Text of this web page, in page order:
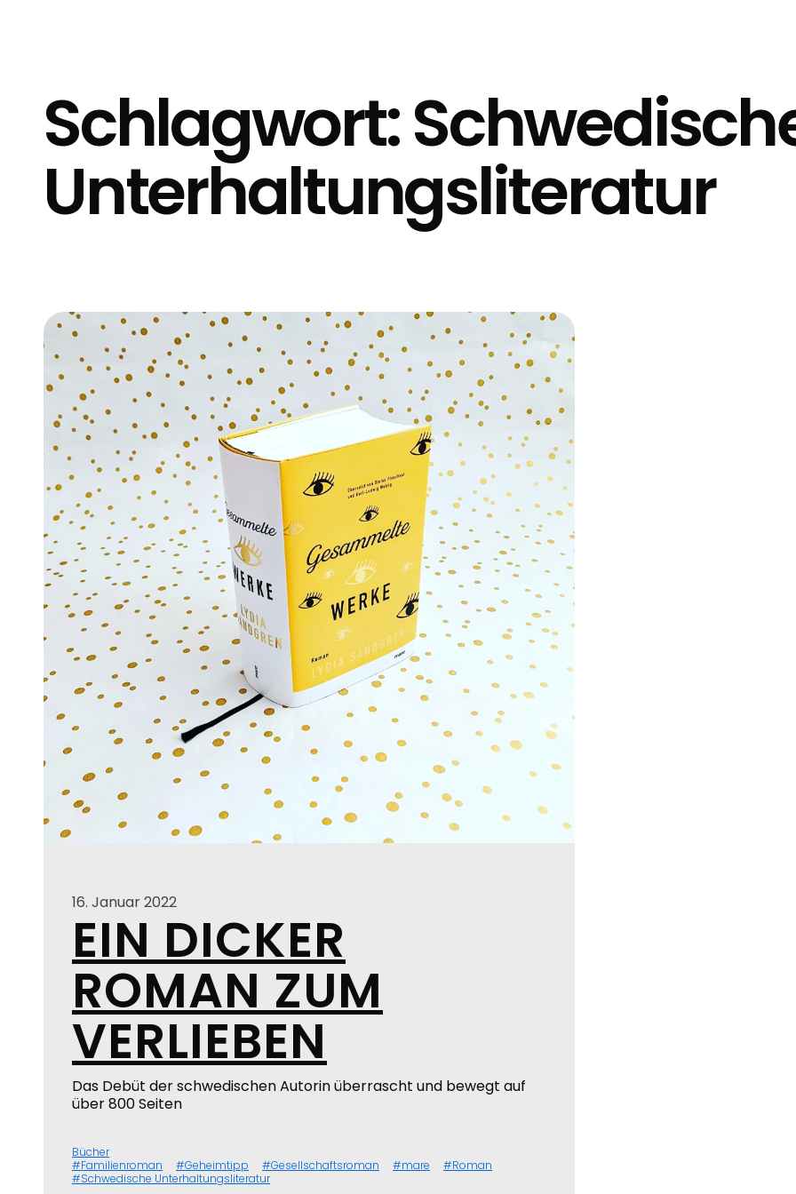
Schlagwort:
Unterhaltungsliteratur
16. Januar 2022
EIN DICKER
ROMAN ZUM
VERLIEBEN
Das Debüt der schwedischen Autorin überrascht und bewegt auf
über 800 Seiten
Bücher
Familienroman
Geheimtipp Gesellschaftsroman mare
Roman
Schwedische Unterhaltungsliteratur